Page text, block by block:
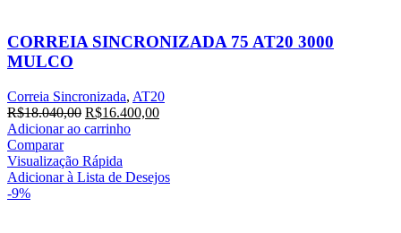
CORREIA SINCRONIZADA 75 AT20 3000
MULCO
Correia Sincronizada, AT20
R$18.040,00 O
preço
era:
R$18.040,00.
R$16.400,00O
R$16.400,00.
Adicionar ao carrinho
Comparar
Visualização Rápida
Adicionar à Lista de Desejos
-9%